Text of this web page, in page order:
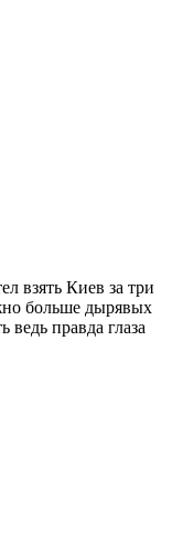
взять Киев за три
больше дырявых
правда глаза